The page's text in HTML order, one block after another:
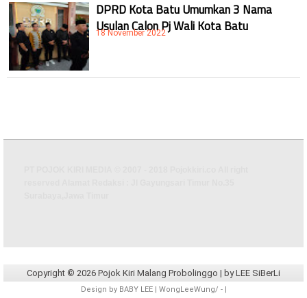
DPRD Kota Batu Umumkan 3 Nama
Usulan Calon Pj Wali Kota Batu
18 November 2022
Copyright © 2026 Pojok Kiri Malang Probolinggo | byLEE SiBerLi
Design by BABY LEE| WongLeeWung/ - |